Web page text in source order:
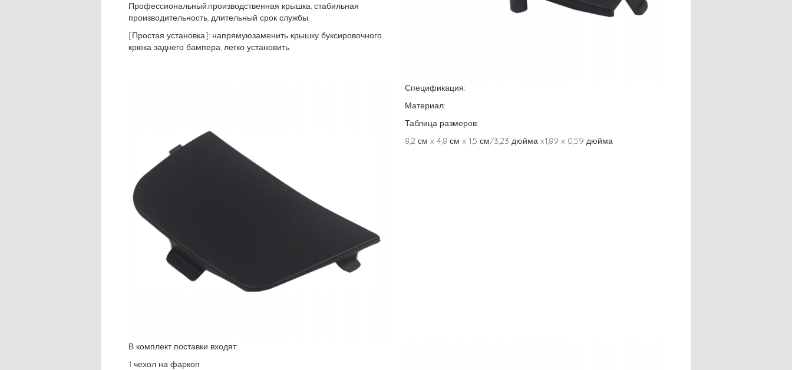
Профессиональный.производственная крышка, стабильная
производительность, длительный срок службы.
[Простая установка]: напрямуюзаменить крышку буксировочного
крюка заднего бампера, легко установить
Спецификация:
Материал:
Таблица размеров:
8,2 см x 4,8 см x 1,5 см/3,23 дюйма x1,89 x 0,59 дюйма
В комплект поставки входят:
1 чехол на фаркоп